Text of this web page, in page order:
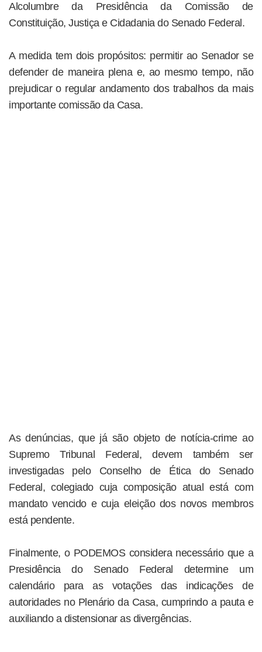
Alcolumbre da Presidência da Comissão de
Constituição, Justiça e Cidadania do Senado Federal.
A medida tem dois propósitos: permitir ao Senador se
defender de maneira plena e, ao mesmo tempo, não
prejudicar o regular andamento dos trabalhos da mais
importante comissão da Casa.
As denúncias, que já são objeto de notícia-crime ao
Supremo Tribunal Federal, devem também ser
investigadas pelo Conselho de Ética do Senado
Federal, colegiado cuja composição atual está com
mandato vencido e cuja eleição dos novos membros
está pendente.
Finalmente, o PODEMOS considera necessário que a
Presidência do Senado Federal determine um
calendário para as votações das indicações de
autoridades no Plenário da Casa, cumprindo a pauta e
auxiliando a distensionar as divergências.